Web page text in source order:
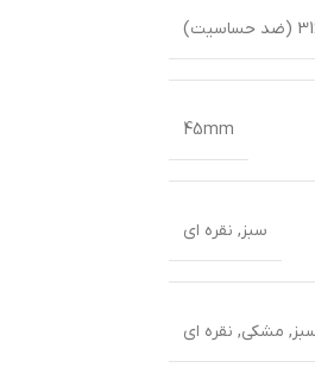
45mm
سبز, نقره ای
, مشکی, نقره ای